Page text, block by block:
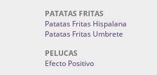
PATATAS FRITAS
Patatas Fritas Hispalana
Patatas Fritas Umbrete
PELUCAS
Efecto Positivo